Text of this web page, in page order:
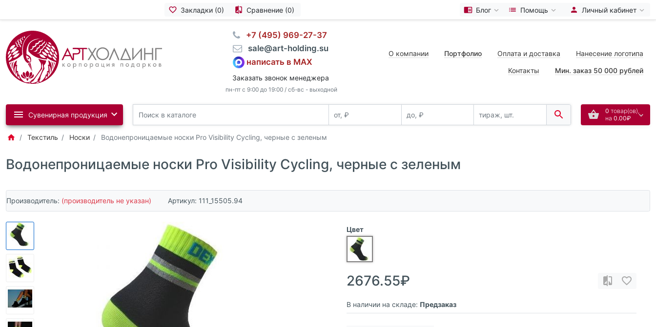
Закладки (0) Сравнение (0) Блог Помощь Личный кабинет
⠀+7 (495) 969-27-37
⠀sale@art-holding.su
написать в MAX
Заказать звонок менеджера
пн-пт с 9:00 до 19:00 / сб-вс - выходной
О компании Портфолио Оплата и доставка Нанесение логотипа
Контакты Мин. заказ 50 000 рублей
0 товар(ов),
на 0.00₽
Сувенирная продукция
Текстиль Носки Водонепроницаемые носки Pro Visibility Cycling, черные с зеленым
Водонепроницаемые носки Pro Visibility Cycling, черные с зеленым
Производитель: (производитель не указан) Артикул: 111_15505.94
Цвет
2676.55₽
В наличии на складе: Предзаказ